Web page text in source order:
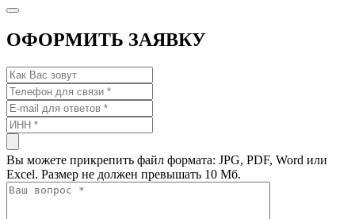
ОФОРМИТЬ ЗАЯВКУ
Вы можете прикрепить файл формата: JPG, PDF, Word или
Excel. Размер не должен превышать 10 Мб.